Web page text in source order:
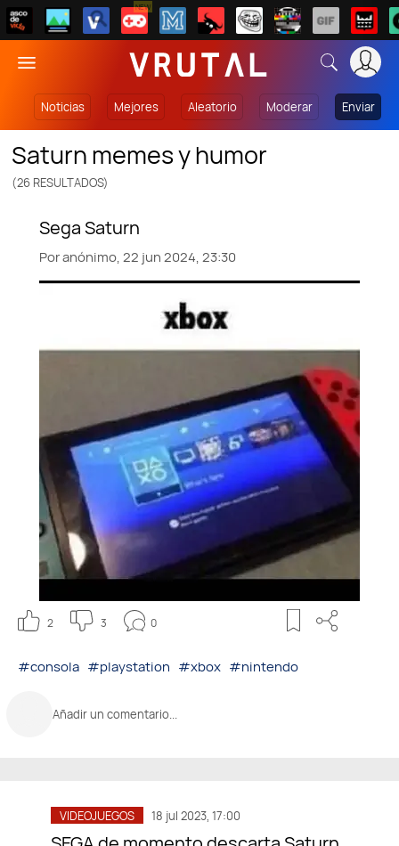
NEW
Noticias Mejores Aleatorio Moderar Enviar
saturn memes y humor
(26 RESULTADOS)
Poranónimo,22 jun 2024, 23:30
2 3 0
#consola #playstation #xbox #nintendo
Añadir un comentario...
VIDEOJUEGOS 18 jul 2023, 17:00